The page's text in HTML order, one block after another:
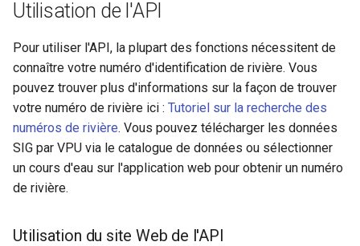
Utilisation de l'API
Pour utiliser l'API, la plupart des fonctions nécessitent de
connaître votre numéro d'identification de rivière. Vous
pouvez trouver plus d'informations sur la façon de trouver
votre numéro de rivière ici : Tutoriel sur la recherche des
numéros de rivière. Vous pouvez télécharger les données
SIG par VPU via le catalogue de données ou sélectionner
un cours d'eau sur l'application web pour obtenir un numéro
de rivière.
Utilisation du site Web de l'API